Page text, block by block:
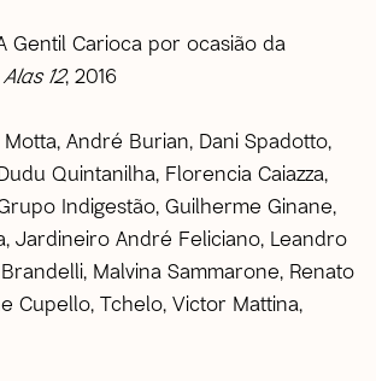
Gentil Carioca por ocasião da
12, 2016
Motta, André Burian, Dani Spadotto,
Quintanilha, Florencia Caiazza,
Indigestão, Guilherme Ginane,
Jardineiro André Feliciano, Leandro
Malvina Sammarone, Renato
Cupello, Tchelo, Victor Mattina,